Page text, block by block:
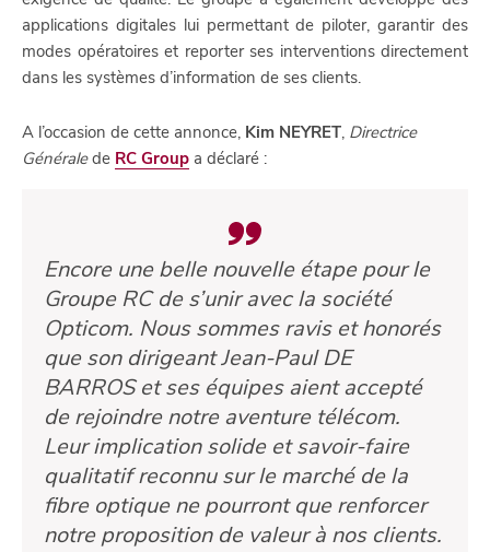
applications digitales lui permettant de piloter, garantir des
modes opératoires et reporter ses interventions directement
dans les systèmes d’information de ses clients.
A l’occasion de cette annonce, Kim NEYRET, Directrice
Généralede RC Group a déclaré :
Encore une belle nouvelle étape pour le
Groupe RC de s’unir avec la société
Opticom. Nous sommes ravis et honorés
que son dirigeant Jean-Paul DE
BARROS et ses équipes aient accepté
de rejoindre notre aventure télécom.
Leur implication solide et savoir-faire
qualitatif reconnu sur le marché de la
fibre optique ne pourront que renforcer
notre proposition de valeur à nos clients.